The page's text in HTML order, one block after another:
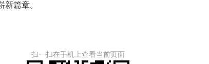
篇章。
扫一扫在手机上查看当前页面